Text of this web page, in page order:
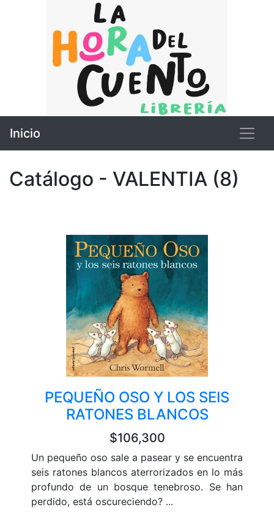
Inicio
Catálogo - VALENTIA (8)
PEQUEÑO OSO Y LOS SEIS
RATONES BLANCOS
$106,300
Un pequeño oso sale a pasear y se encuentra
seis ratones blancos aterrorizados en lo más
profundo de un bosque tenebroso. Se han
perdido, está oscureciendo? ...